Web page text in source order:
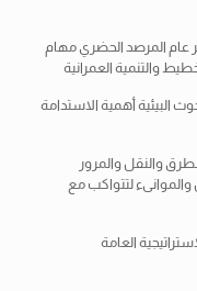
المرصد الحضري مهام
والتنمية العمرانية
البيئية أهمية الاستدامة
والنقل والمرور
لتتواكب مع
العامة